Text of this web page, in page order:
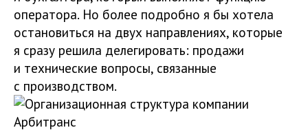
оператора. Но более подробно я бы хотела
остановиться на двух направлениях, которые
я сразу решила делегировать: продажи
и технические вопросы, связанные
с производством.